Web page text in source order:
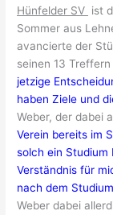
Hünfelder SV ist
Sommer aus
avancierte der
seinen 13
jetzige
haben Ziele und
Weber, der dabei
Verein bereits im
solch ein Studium
Verständnis für
nach dem
Weber dabei